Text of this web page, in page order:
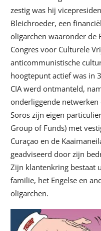
zestig was hij
Bleichroeder, een
oligarchen waaronder de
Congres voor Culturele
anticommunistische
hoogtepunt actief was in
CIA werd ontmanteld,
onderliggende
Soros zijn eigen
Group of Funds) met
Curaçao en de
geadviseerd door zijn
Zijn klantenkring bestaat
familie, het Engelse en
oligarchen.